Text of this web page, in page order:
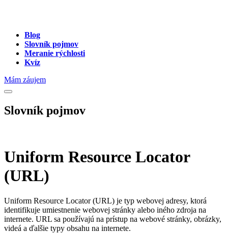
Blog
Slovník pojmov
Meranie rýchlosti
Kvíz
Mám záujem
Slovník pojmov
Uniform Resource Locator
(URL)
Uniform Resource Locator (URL) je typ webovej adresy, ktorá
identifikuje umiestnenie webovej stránky alebo iného zdroja na
internete. URL sa používajú na prístup na webové stránky, obrázky,
videá a ďalšie typy obsahu na internete.